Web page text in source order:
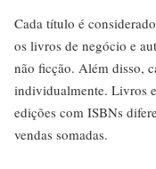
Cada título é
os livros de negócio e
não ficção. Além disso,
individualmente. Livros
edições com ISBNs
vendas somadas.